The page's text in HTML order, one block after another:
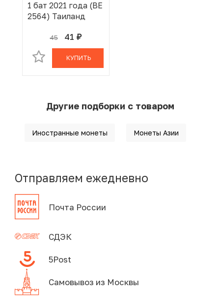
1 бат 2021 года (BE
2564) Таиланд
45 41 руб.
В КОРЗИНЕ
КУПИТЬ
Другие подборки с товаром
Иностранные монеты Монеты Азии
Отправляем ежедневно
Почта России
СДЭК
5Post
Самовывоз из Москвы